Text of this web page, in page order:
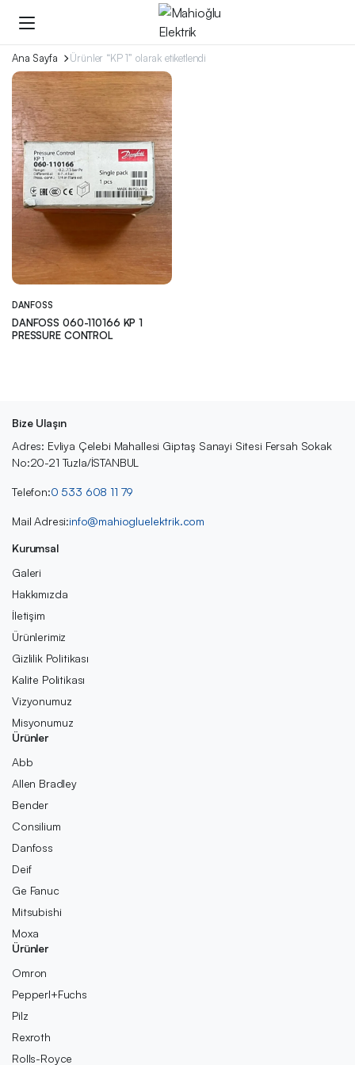
Ana Sayfa Ürünler “KP 1” olarak etiketlendi
DANFOSS
DANFOSS 060-110166 KP 1
PRESSURE CONTROL
Bize Ulaşın
Adres: Evliya Çelebi Mahallesi Giptaş Sanayi Sitesi Fersah Sokak
No:20-21 Tuzla/İSTANBUL
Telefon:0 533 608 11 79
Mail Adresi:info@mahiogluelektrik.com
Kurumsal
Galeri
Hakkımızda
İletişim
Ürünlerimiz
Gizlilik Politikası
Kalite Politikası
Vizyonumuz
Misyonumuz
Ürünler
Abb
Allen Bradley
Bender
Consilium
Danfoss
Deif
Ge Fanuc
Mitsubishi
Moxa
Ürünler
Omron
Pepperl+Fuchs
Pilz
Rexroth
Rolls-Royce